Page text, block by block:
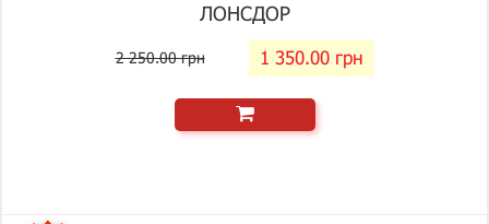
ЛОНСДОР
2 250.00 грн 1 350.00 грн